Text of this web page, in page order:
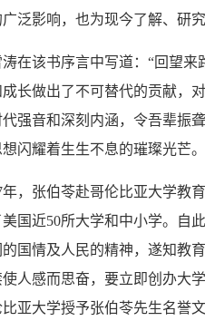
泛影响，也为现今了解、研
该书序言中写道：“回望来路
长做出了不可替代的贡献，
强音和深刻内涵，令吾辈振
闪耀着生生不息的璀璨光芒
张伯苓赴哥伦比亚大学教育
国近50所大学和中小学。自
国情及人民的精神，遂知教
人感而思奋，要立即创办大
亚大学授予张伯苓先生名誉